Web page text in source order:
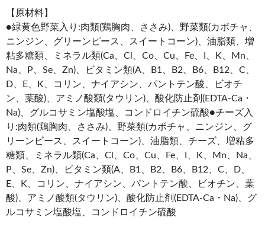
【原材料】
●緑黄色野菜入り:肉類(鶏胸肉、ささみ)、野菜類(カボチャ、
ニンジン、グリーンピース、スイートコーン)、油脂類、増
粘多糖類、ミネラル類(Ca、Cl、Co、Cu、Fe、I、K、Mn、
Na、P、Se、Zn)、ビタミン類(A、B1、B2、B6、B12、C、
D、E、K、コリン、ナイアシン、パントテン酸、ビオチ
ン、葉酸)、アミノ酸類(タウリン)、酸化防止剤(EDTA-Ca・
Na)、グルコサミン塩酸塩、コンドロイチン硫酸●チーズ入
り:肉類(鶏胸肉、ささみ)、野菜類(カボチャ、ニンジン、グ
リーンピース、スイートコーン)、油脂類、チーズ、増粘多
糖類、ミネラル類(Ca、Cl、Co、Cu、Fe、I、K、Mn、Na、
P、Se、Zn)、ビタミン類(A、B1、B2、B6、B12、C、D、
E、K、コリン、ナイアシン、パントテン酸、ビオチン、葉
酸)、アミノ酸類(タウリン)、酸化防止剤(EDTA-Ca・Na)、グ
ルコサミン塩酸塩、コンドロイチン硫酸